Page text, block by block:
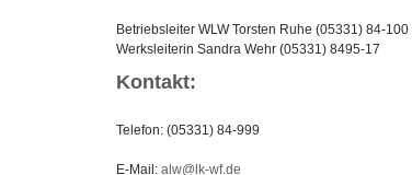
Betriebsleiter WLW Torsten Ruhe (05331) 84-100
Werksleiterin Sandra Wehr (05331) 8495-17
Kontakt:
Telefon: (05331) 84-999
E-Mail: alw@lk-wf.de